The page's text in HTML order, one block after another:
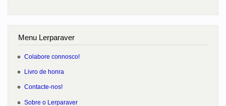
Menu Lerparaver
Colabore connosco!
Livro de honra
Contacte-nos!
Sobre o Lerparaver